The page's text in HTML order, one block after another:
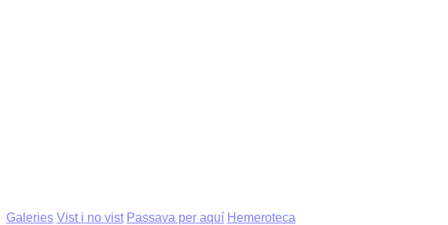
Galeries Vist i no vist Passava per aquí Hemeroteca